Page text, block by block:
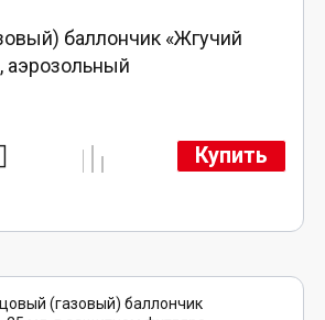
баллончик «Жгучий
аэрозольный
Купить